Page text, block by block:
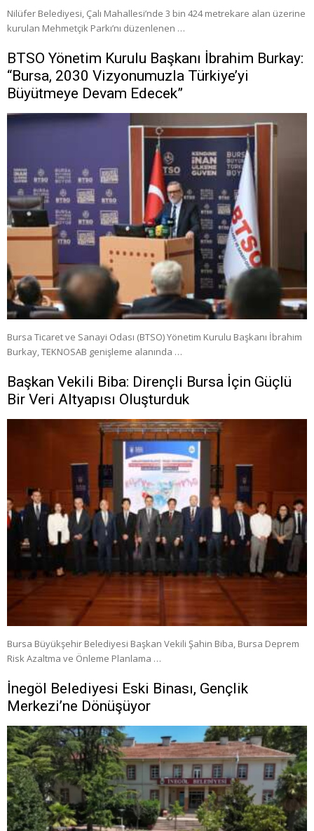
Nilüfer Belediyesi, Çalı Mahallesi’nde 3 bin 424 metrekare alan üzerine
kurulan Mehmetçik Parkı’nı düzenlenen …
BTSO Yönetim Kurulu Başkanı İbrahim Burkay:
“Bursa, 2030 Vizyonumuzla Türkiye’yi
Büyütmeye Devam Edecek”
Bursa Ticaret ve Sanayi Odası (BTSO) Yönetim Kurulu Başkanı İbrahim
Burkay, TEKNOSAB genişleme alanında …
Başkan Vekili Biba: Dirençli Bursa İçin Güçlü
Bir Veri Altyapısı Oluşturduk
Bursa Büyükşehir Belediyesi Başkan Vekili Şahin Biba, Bursa Deprem
Risk Azaltma ve Önleme Planlama …
İnegöl Belediyesi Eski Binası, Gençlik
Merkezi’ne Dönüşüyor